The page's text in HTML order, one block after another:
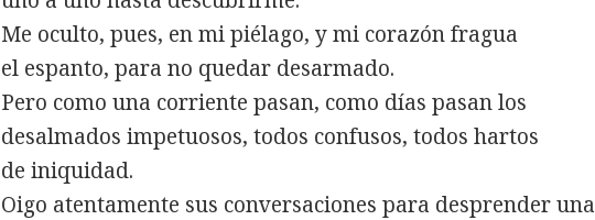
Me oculto, pues, en mi piélago, y mi corazón fragua
el espanto, para no quedar desarmado.
Pero como una corriente pasan, como días pasan los
desalmados impetuosos, todos confusos, todos hartos
de iniquidad.
Oigo atentamente sus conversaciones para desprender una